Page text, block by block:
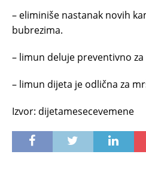
– eliminiše nastanak novih
bubrezima.
– limun deluje preventivno
– limun dijeta je odlična za
Izvor: dijetamesecevemene